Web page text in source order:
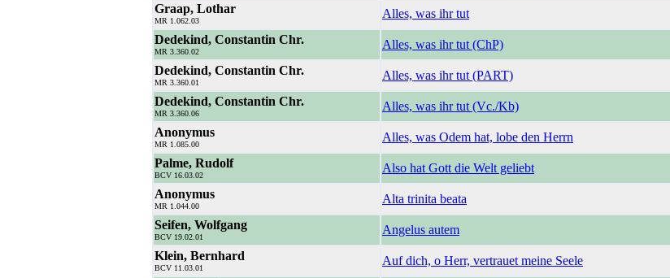
Graap, Lothar
MR 1.062.03
Alles, was ihr tut
Dedekind, Constantin Chr.
MR 3.360.02
Alles, was ihr tut (ChP)
Dedekind, Constantin Chr.
MR 3.360.01
Alles, was ihr tut (PART)
Dedekind, Constantin Chr.
MR 3.360.06
Alles, was ihr tut (Vc./Kb)
Anonymus
MR 1.085.00
Alles, was Odem hat, lobe den Herrn
Palme, Rudolf
BCV 16.03.02
Also hat Gott die Welt geliebt
Anonymus
MR 1.044.00
Alta trinita beata
Seifen, Wolfgang
BCV 19.02.01
Angelus autem
Klein, Bernhard
BCV 11.03.01
Auf dich, o Herr, vertrauet meine Seele